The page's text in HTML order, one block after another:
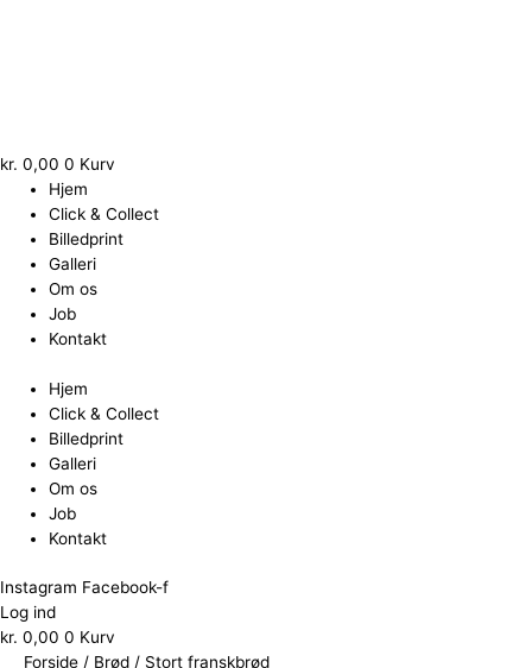
kr. 0,00 0 Kurv
Hjem
Click & Collect
Billedprint
Galleri
Om os
Job
Kontakt
Hjem
Click & Collect
Billedprint
Galleri
Om os
Job
Kontakt
Instagram Facebook-f
Log ind
kr. 0,00 0 Kurv
Forside / Brød / Stort franskbrød